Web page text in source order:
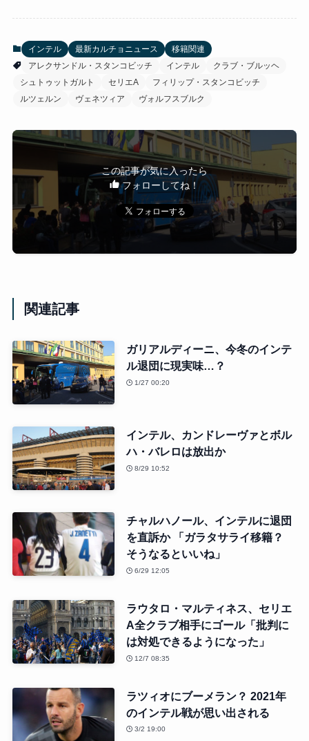
インテル 最新カルチョニュース
移籍関連
アレクサンドル・スタンコビッチ
インテル
クラブ・ブルッヘ
シュトゥットガルト
セリエA
フィリップ・スタンコビッチ
ルツェルン
ヴェネツィア ヴォルフスブルク
この記事が気に入ったら
フォローしてね！
関連記事
ガリアルディーニ、今冬のインテ
ル退団に現実味…？
1/27 00:20
インテル、カンドレーヴァとボル
ハ・バレロは放出か
8/29 10:52
チャルハノール、インテルに退団
を直訴か 「ガラタサライ移籍？
そうなるといいね」
6/29 12:05
ラウタロ・マルティネス、セリエ
A全クラブ相手にゴール「批判に
は対処できるようになった」
12/7 08:35
ラツィオにブーメラン？ 2021年
のインテル戦が思い出される
3/2 19:00